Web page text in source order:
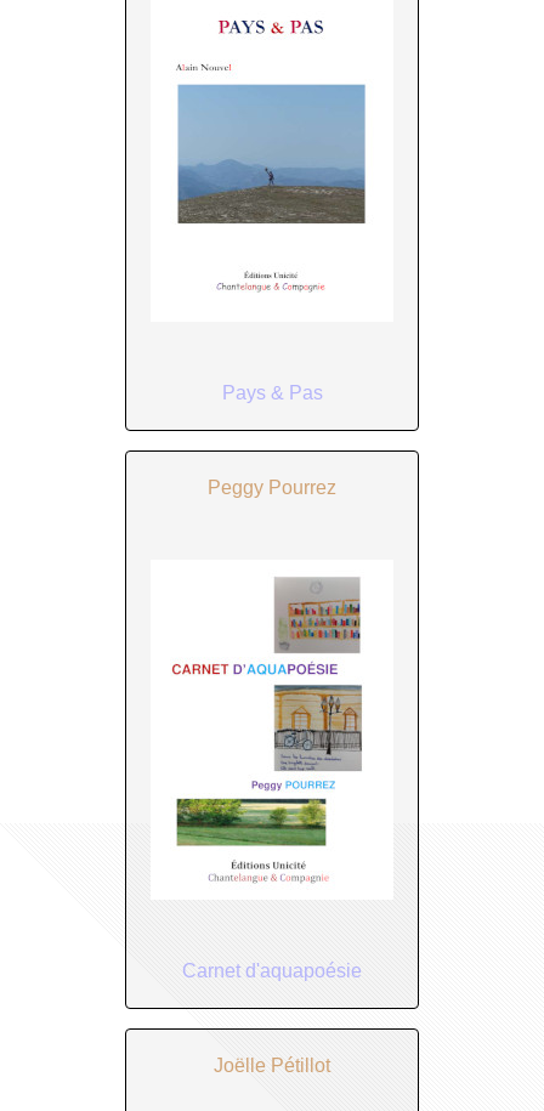
Pays & Pas
Peggy Pourrez
Carnet d'aquapoésie
Joëlle Pétillot